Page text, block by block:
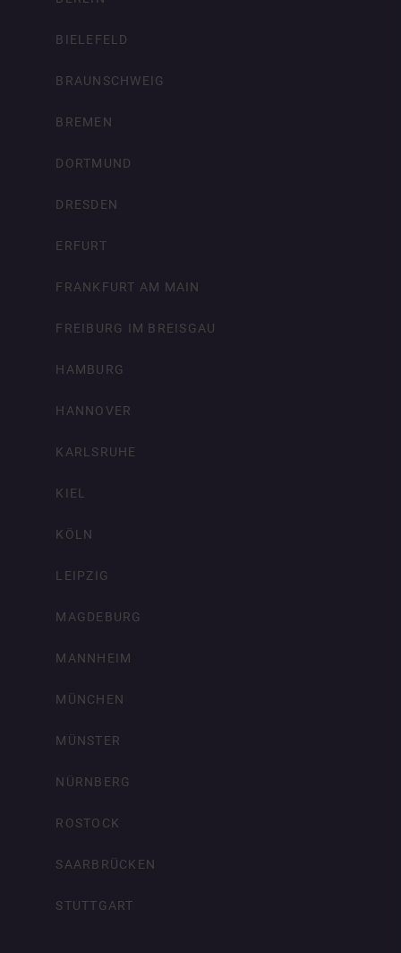
BIELEFELD
BRAUNSCHWEIG
BREMEN
DORTMUND
DRESDEN
ERFURT
FRANKFURT AM MAIN
FREIBURG IM BREISGAU
HAMBURG
HANNOVER
KARLSRUHE
KIEL
KÖLN
LEIPZIG
MAGDEBURG
MANNHEIM
MÜNCHEN
MÜNSTER
NÜRNBERG
ROSTOCK
SAARBRÜCKEN
STUTTGART